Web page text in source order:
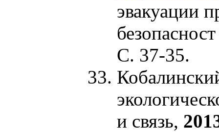
эвакуации
С. 37-35.
и связь,